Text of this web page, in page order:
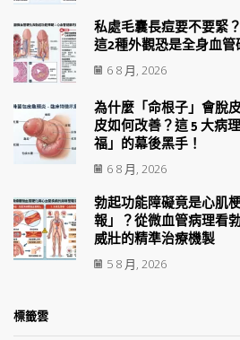
私處毛囊長痘要不要緊
這2種外觀恐是全身血管
6 8 月, 2026
為什麼「命根子」會脫
皮如何改善？這 5 大病
福」的幕後黑手！
6 8 月, 2026
勃起功能障礙竟是心肌
報」？從微血管病理看
威壯的精準治療機製
5 8 月, 2026
標籤雲